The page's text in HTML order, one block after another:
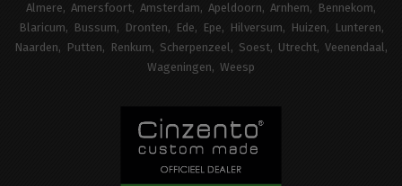
Almere
Amersfoort Amsterdam Apeldoorn Arnhem
Bennekom
Blaricum
Bussum Dronten Ede Epe Hilversum Huizen
Lunteren
Naarden
Putten Renkum Scherpenzeel Soest Utrecht Veenendaal
Wageningen
Weesp